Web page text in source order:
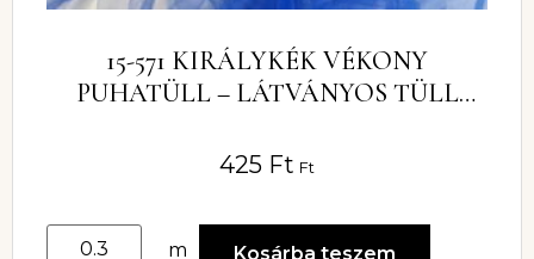
15-571 KIRÁLYKÉK VÉKONY
PUHATÜLL – LÁTVÁNYOS TÜLL
425 Ft Ft
m Kosárba teszem